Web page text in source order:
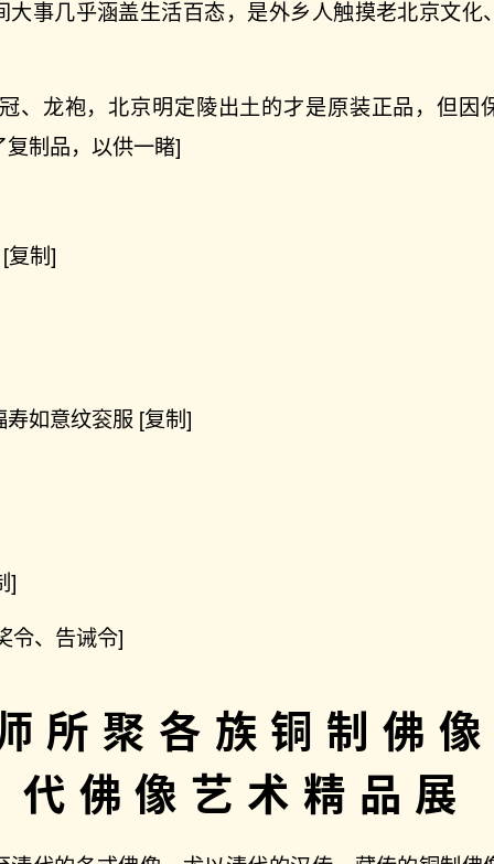
大事几乎涵盖生活百态，是外乡人触摸老北京文化
、龙袍，北京明定陵出土的才是原装正品，但因
制品，以供一睹]
复制]
如意纹衮服 [复制]
]
令、告诫令]
所聚各族铜制佛
代佛像艺术精品展